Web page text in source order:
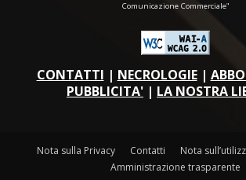
Comunicazione Commerciale"
CONTATTI | NECROLOGIE|
PUBBLICITA' | LA NOSTRA
Nota sulla Privacy Contatti
Nota
Amministrazione trasparente